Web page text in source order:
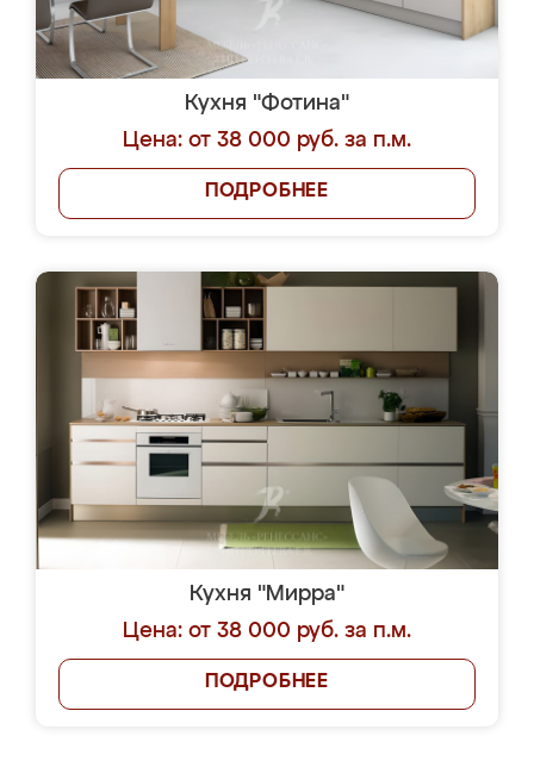
Кухня "Фотина"
Цена: от 38 000 руб. за п.м.
ПОДРОБНЕЕ
Кухня "Мирра"
Цена: от 38 000 руб. за п.м.
ПОДРОБНЕЕ